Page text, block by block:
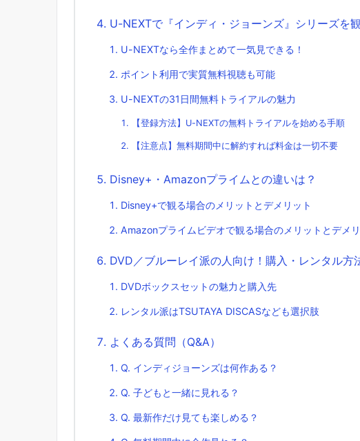
U-NEXTで『インディ・ジョーンズ』シリーズを
U-NEXTなら全作まとめて一気見できる！
ポイント利用で実質無料視聴も可能
U-NEXTの31日間無料トライアルの魅力
【登録方法】U-NEXTの無料トライアルを始める手順
【注意点】無料期間中に解約すれば料金は一切不要
Disney+・Amazonプライムとの違いは？
Disney+で観る場合のメリットとデメリット
Amazonプライムビデオで観る場合のメリットとデメ
DVD／ブルーレイ派の人向け！購入・レンタル方
DVDボックスセットの魅力と購入先
レンタル派はTSUTAYA DISCASなども選択肢
よくある質問（Q&A）
Q. インディジョーンズは何作ある？
Q. 子どもと一緒に見れる？
Q. 最新作だけ見ても楽しめる？